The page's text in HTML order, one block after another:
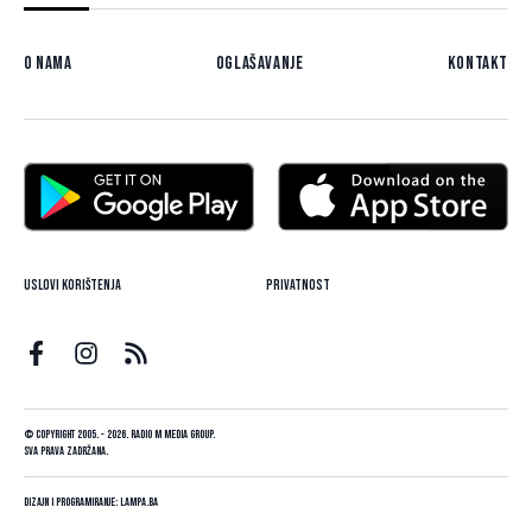
O nama Oglašavanje Kontakt
Uslovi korištenja Privatnost
© Copyright 2005. - 2026. Radio M Media Group.
Sva prava zadržana.
Dizajn i programiranje:Lampa.ba